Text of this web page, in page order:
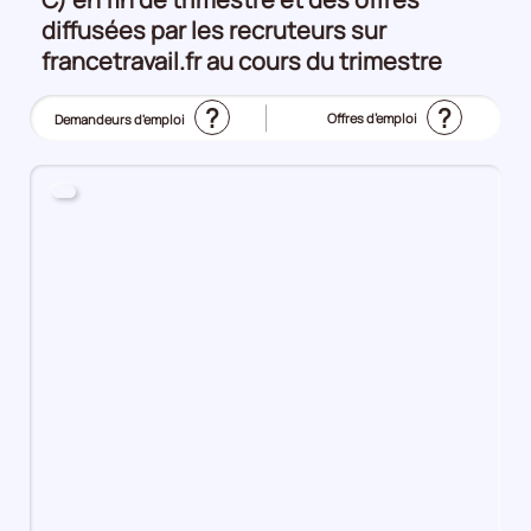
diffusées par les recruteurs sur
francetravail.fr au cours du trimestre
Demandeurs d'emploi
(Affichage ? Offres d’emploi ?